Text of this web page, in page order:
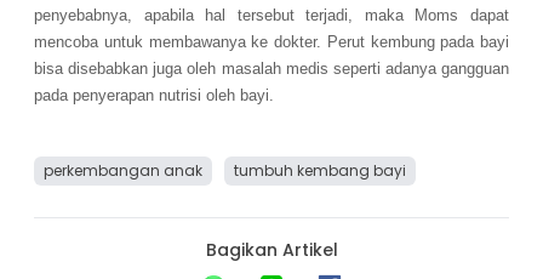
penyebabnya, apabila hal tersebut terjadi, maka Moms dapat
mencoba untuk membawanya ke dokter. Perut kembung pada bayi
bisa disebabkan juga oleh masalah medis seperti adanya gangguan
pada penyerapan nutrisi oleh bayi.
perkembangan anak tumbuh kembang bayi
Bagikan Artikel